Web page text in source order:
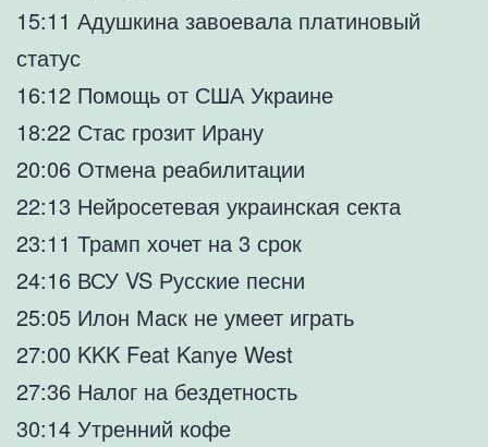
15:11 Адушкина завоевала платиновый
статус
16:12 Помощь от США Украине
18:22 Стас грозит Ирану
20:06 Отмена реабилитации
22:13 Нейросетевая украинская секта
23:11 Трамп хочет на 3 срок
24:16 ВСУ VS Русские песни
25:05 Илон Маск не умеет играть
27:00 KKK Feat Kanye West
27:36 Налог на бездетность
30:14 Утренний кофе